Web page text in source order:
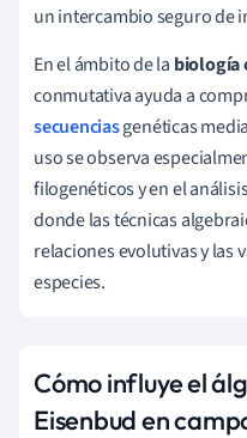
un intercambio seguro de
En el ámbito de la biología
conmutativa ayuda a
secuenciasgenéticas
uso se observa
filogenéticos y en el
donde las técnicas
relaciones evolutivas y las
especies.
Cómo influye el
Eisenbud en